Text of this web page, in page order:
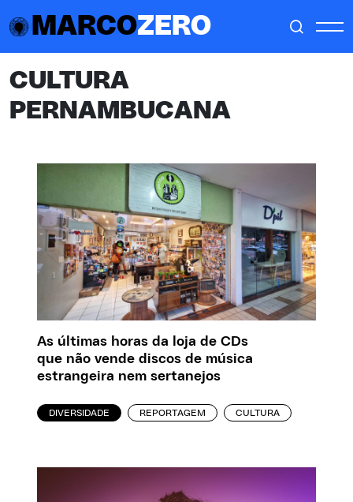
MARCOZERO
CULTURA
PERNAMBUCANA
As últimas horas da loja de CDs
que não vende discos de música
estrangeira nem sertanejos
DIVERSIDADE REPORTAGEM CULTURA